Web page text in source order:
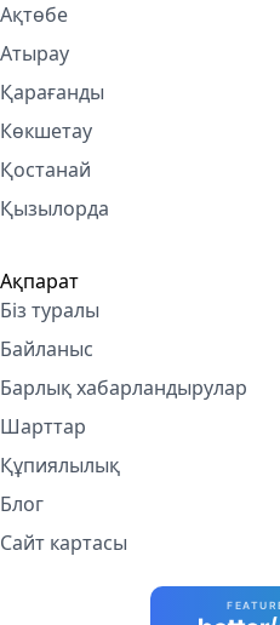
Ақтөбе
Атырау
Қарағанды
Көкшетау
Қостанай
Қызылорда
Ақпарат
Біз туралы
Байланыс
Барлық хабарландырулар
Шарттар
Құпиялылық
Блог
Сайт картасы